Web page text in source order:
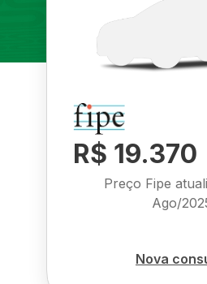
R$ 19.370
Preço Fipe
Ago/
Nova